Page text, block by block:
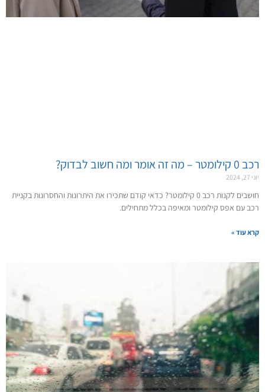
רכב 0 קילומטר – מה זה אומר ומה חשוב לבדוק?
יוני 27, 2024
חושבים לקנות רכב 0 קילומטר? כדאי קודם שתכירו את היתרונות והחסרונות בקניית
רכב עם אפס קילומטר ומאיפה בכלל מתחילים.
קרא עוד »